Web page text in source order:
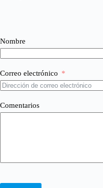
Nombre
Correo electrónico
Comentarios